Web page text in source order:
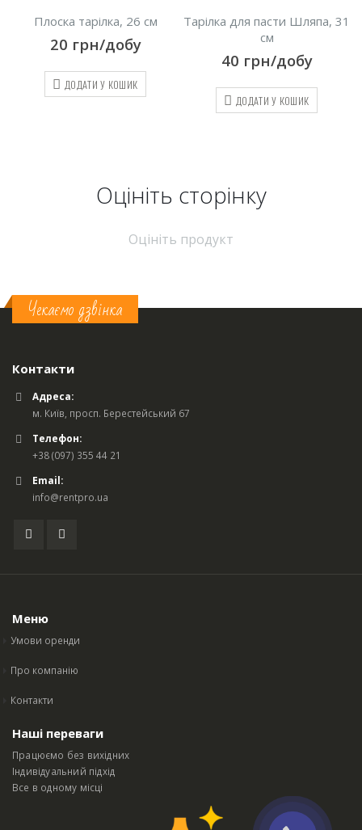
Плоска тарілка, 26 см
20 грн/добу
ДОДАТИ У КОШИК
Тарілка для пасти Шляпа, 31
см
40 грн/добу
ДОДАТИ У КОШИК
Оцініть cторінку
Оцініть продукт
Чекаємо дзвінка
Контакти
Адреса:
м. Київ, просп. Берестейський 67
Телефон:
+38 (097) 355 44 21
Email:
info@rentpro.ua
Меню
Умови оренди
Про компанію
Контакти
Наші переваги
Працюємо без вихідних
Індивідуальний підхід
Все в одному місці